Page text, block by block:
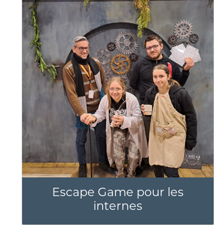
Escape Game pour les
internes